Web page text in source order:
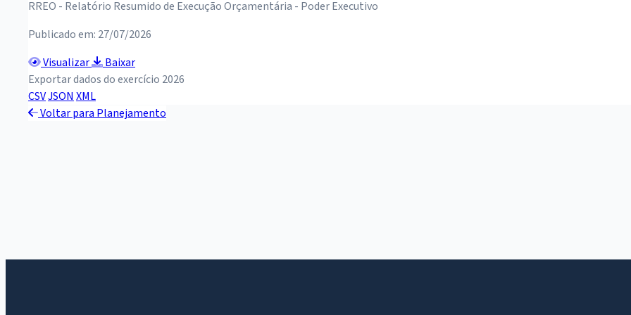
RREO - Relatório Resumido de Execução Orçamentária - Poder Executivo
Publicado em: 27/07/2026
Visualizar
Baixar
Exportar dados do exercício 2026
CSVJSON XML
Voltar para Planejamento